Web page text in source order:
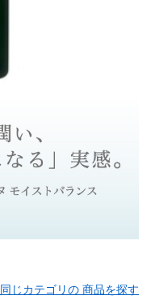
同じカテゴリの 商品を探す